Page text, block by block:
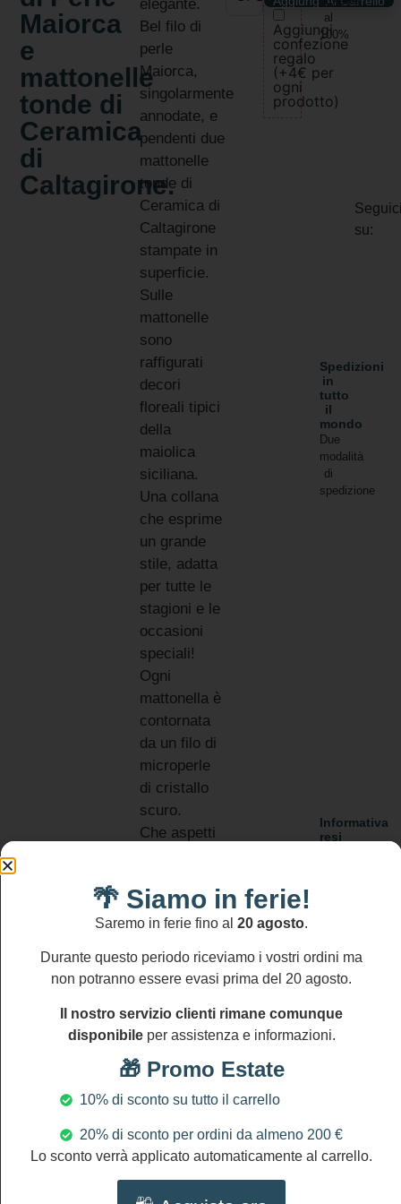
Maiorca
e
mattonelle
tonde di
Ceramica
di
Caltagirone.
elegante.
Bel filo di
perle
Maiorca,
singolarmente
annodate, e
pendenti due
mattonelle
tonde di
Ceramica di
Caltagirone
stampate in
superficie.
Sulle
mattonelle
sono
raffigurati
decori
floreali tipici
della
maiolica
siciliana.
Una collana
che esprime
un grande
stile, adatta
per tutte le
stagioni e le
occasioni
speciali!
Ogni
mattonella è
contornata
da un filo di
microperle
di cristallo
scuro.
Che aspetti
MATERIALI:
Perle
Ceramica di
Caltagirone
Lunghezza
collana: 70
cm/24″
mattonella
grande: 3,5
cm/1,4″
Aggiungi
confezione
regalo
(+4€ per
ogni
prodotto)
al
100%
Spedizioni
in
tutto
il
mondo
Due
modalità
di
spedizione
Informativa
resi
su:
🌴 Siamo in ferie!
Saremo in ferie fino al 20 agosto.
Durante questo periodo riceviamo i vostri ordini ma
non potranno essere evasi prima del 20 agosto.
Il nostro servizio clienti rimane comunque
disponibileper assistenza e informazioni.
🎁 Promo Estate
10% di sconto su tutto il carrello
20% di sconto per ordini da almeno 200 €
Lo sconto verrà applicato automaticamente al carrello.